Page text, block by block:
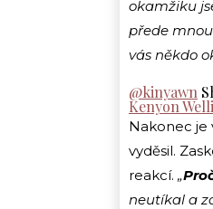
okamžiku
přede
vás někdo
@kinyawn
Kenyon
Nakonec je
vyděsil.
reakcí. „
neutíkal a